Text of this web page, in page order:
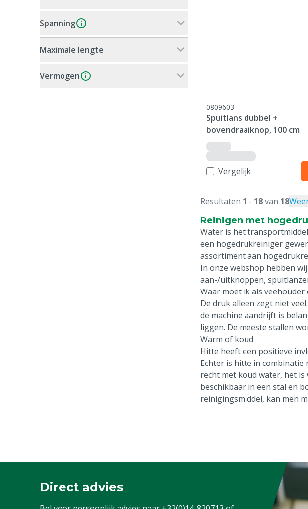
Spanning
Maximale lengte
Vermogen
0809603
Spuitlans dubbel +
bovendraaiknop, 100 cm
Vergelijk
Resultaten 1 - 18van 18
Reinigen met
Water is het
een hogedrukreiniger
assortiment aan
In onze webshop hebben
aan-/uitknoppen,
Waar moet ik als
De druk alleen zegt niet
de machine aandrijft is
liggen. De meeste stallen
Warm of koud
Hitte heeft een positieve
Echter is hitte in combinatie
recht met koud water, het
beschikbaar in een stal en
reinigingsmiddel, kan men
Direct advies